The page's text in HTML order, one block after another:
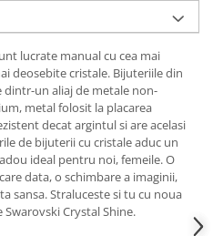
lucrate manual cu cea mai
deosebite cristale. Bijuteriile din
dintr-un aliaj de metale non-
metal folosit la placarea
decat argintul si are acelasi
de bijuterii cu cristale aduc un
ideal pentru noi, femeile. O
data, o schimbare a imaginii,
sansa. Straluceste si tu cu noua
Crystal Shine.